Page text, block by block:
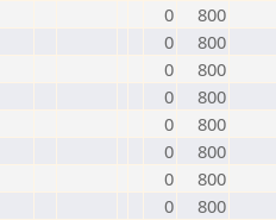
0
800
0
800
0
800
0
800
0
800
0
800
0
800
0
800